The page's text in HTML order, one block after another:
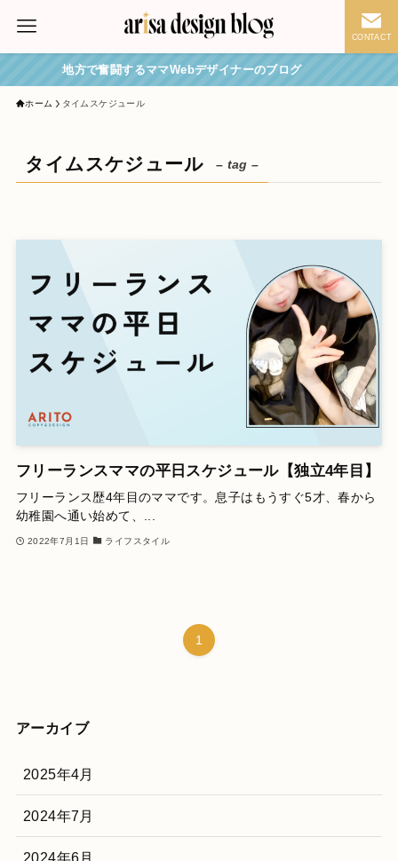
CONTACT
地方で奮闘するママWebデザイナーのブログ
ホーム タイムスケジュール
タイムスケジュール – tag –
フリーランスママの平日スケジュール【独立4年目】
フリーランス歴4年目のママです。息子はもうすぐ5才、春から
幼稚園へ通い始めて、...
2022年7月1日 ライフスタイル
1
アーカイブ
2025年4月
2024年7月
2024年6月